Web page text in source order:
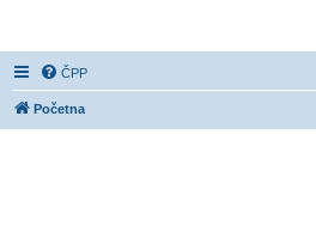
ČPP
Početna